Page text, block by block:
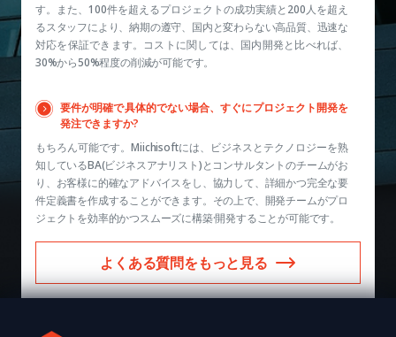
す。また、100件を超えるプロジェクトの成功実績と200人を超え
るスタッフにより、納期の遵守、国内と変わらない高品質、迅速な
対応を保証できます。コストに関しては、国内開発と比べれば、
30%から50%程度の削減が可能です。
要件が明確で具体的でない場合、すぐにプロジェクト開発を
発注できますか?
もちろん可能です。Miichisoftには、ビジネスとテクノロジーを熟
知しているBA(ビジネスアナリスト)とコンサルタントのチームがお
り、お客様に的確なアドバイスをし、協力して、詳細かつ完全な要
件定義書を作成することができます。その上で、開発チームがプロ
ジェクトを効率的かつスムーズに構築·開発することが可能です。
よくある質問をもっと見る